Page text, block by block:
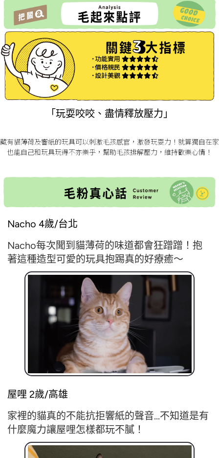
˙功能實用
˙價格親民
˙設計美觀
「玩耍咬咬、盡情釋放壓力」
藏有貓薄荷及響紙的玩具可以刺激毛孩感官，激發玩耍力！就算獨自在家
也能自己和玩具玩得不亦樂乎，幫助毛孩排解壓力，維持歡樂心情！
Nacho 4歲/台北
Nacho每次聞到貓薄荷的味道都會狂蹭蹭！ 抱
著這種造型可愛的玩具抱踢真的好療癒～
屋哩 2歲/高雄
家裡的貓真的不能抗拒響紙的聲音...不知道是有
什麼魔力讓屋哩怎樣都玩不膩！